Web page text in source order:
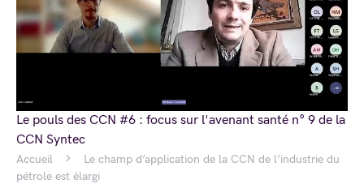
Accueil
Le champ d’application de la CCN de l’industrie du
pétrole est élargi
Le pouls des CCN #6 : focus sur l'avenant santé n° 9 de la
CCN Syntec